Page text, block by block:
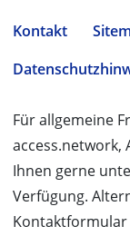
Kontakt
Für allgemeine
access.network,
Ihnen gerne
Verfügung.
Kontaktformular